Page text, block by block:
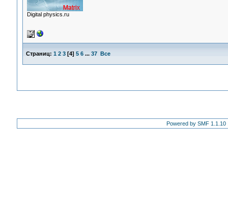
Digital physics.ru
Страниц: 1 2 3[4] 5 6 ... 37 Все
Powered by SMF 1.1.10